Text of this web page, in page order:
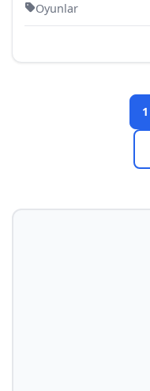
Oyunlar
1